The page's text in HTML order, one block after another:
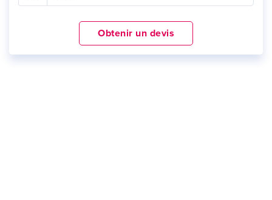
Obtenir un devis